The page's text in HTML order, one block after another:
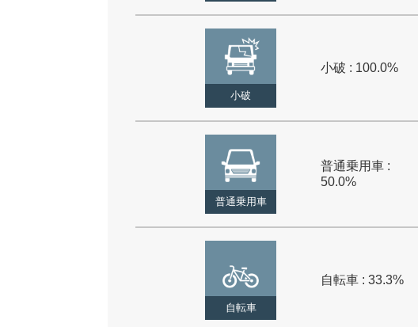
小破
小破 : 100.0%
普通乗用車
普通乗用車 :
50.0%
自転車
自転車 : 33.3%